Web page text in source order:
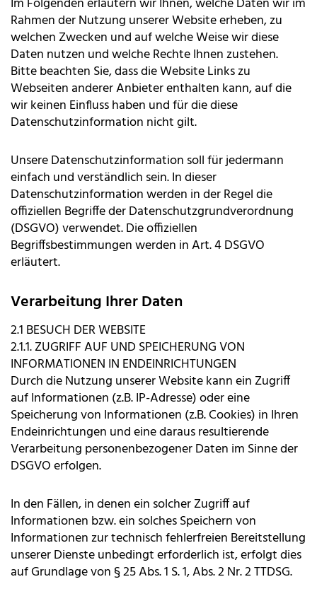
Im Folgenden erläutern wir Ihnen, welche Daten wir im
Rahmen der Nutzung unserer Website erheben, zu
welchen Zwecken und auf welche Weise wir diese
Daten nutzen und welche Rechte Ihnen zustehen.
Bitte beachten Sie, dass die Website Links zu
Webseiten anderer Anbieter enthalten kann, auf die
wir keinen Einfluss haben und für die diese
Datenschutzinformation nicht gilt.
Unsere Datenschutzinformation soll für jedermann
einfach und verständlich sein. In dieser
Datenschutzinformation werden in der Regel die
offiziellen Begriffe der Datenschutzgrundverordnung
(DSGVO) verwendet. Die offiziellen
Begriffsbestimmungen werden in Art. 4 DSGVO
erläutert.
Verarbeitung Ihrer Daten
2.1 BESUCH DER WEBSITE
2.1.1. ZUGRIFF AUF UND SPEICHERUNG VON
INFORMATIONEN IN ENDEINRICHTUNGEN
Durch die Nutzung unserer Website kann ein Zugriff
auf Informationen (z.B. IP-Adresse) oder eine
Speicherung von Informationen (z.B. Cookies) in Ihren
Endeinrichtungen und eine daraus resultierende
Verarbeitung personenbezogener Daten im Sinne der
DSGVO erfolgen.
In den Fällen, in denen ein solcher Zugriff auf
Informationen bzw. ein solches Speichern von
Informationen zur technisch fehlerfreien Bereitstellung
unserer Dienste unbedingt erforderlich ist, erfolgt dies
auf Grundlage von § 25 Abs. 1 S. 1, Abs. 2 Nr. 2 TTDSG.